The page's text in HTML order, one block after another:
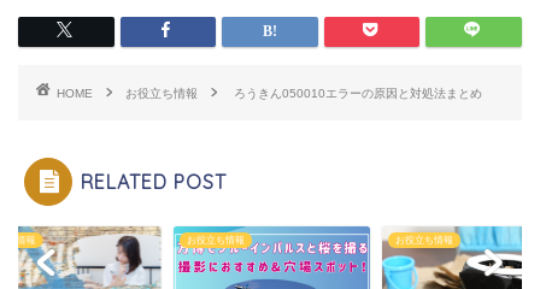
HOME お役立ち情報 ろうきん050010エラーの原因と対処法まとめ
RELATED POST
ち情報 お役立ち情報 お役立ち情報